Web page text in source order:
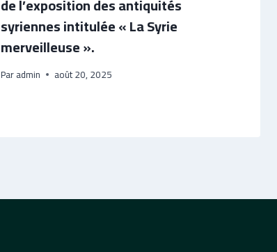
de l’exposition des antiquités
syriennes intitulée « La Syrie
merveilleuse ».
Paradmin août 20, 2025